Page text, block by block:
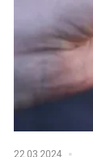
22.03.2024